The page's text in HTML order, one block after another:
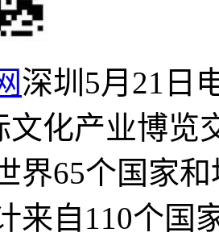
深圳5月21日
文化产业博览
界65个国家
来自110个国